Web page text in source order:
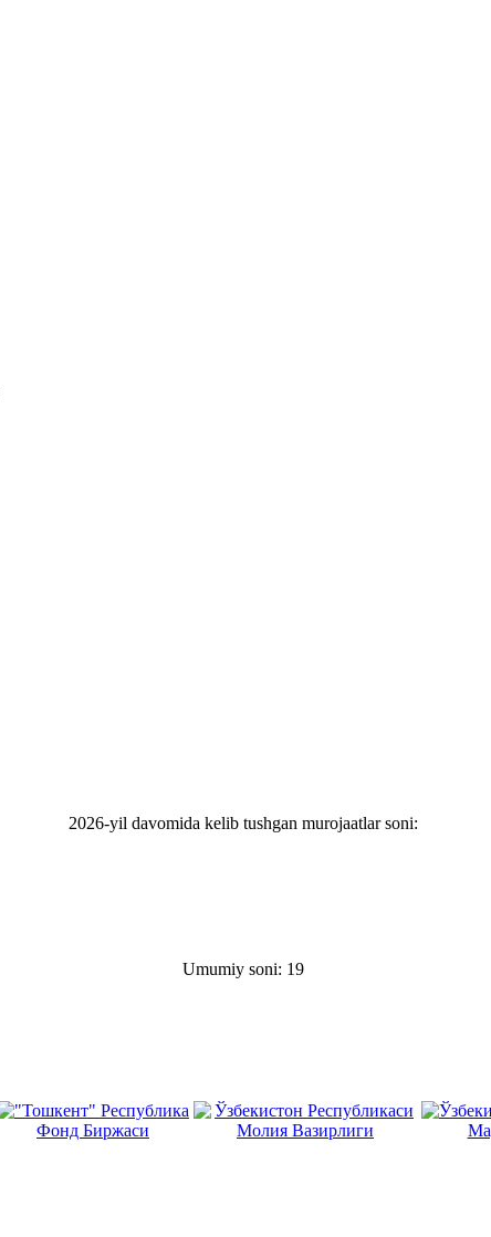
2026-yil davomida kelib tushgan murojaatlar soni:
Umumiy soni: 19